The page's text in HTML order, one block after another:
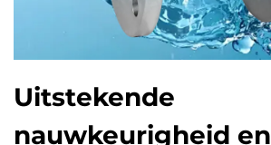
Uitstekende
nauwkeurigheid en